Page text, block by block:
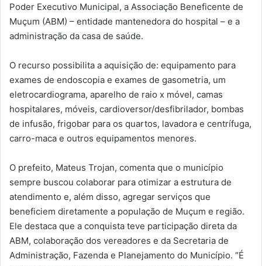
Poder Executivo Municipal, a Associação Beneficente de
Muçum (ABM) – entidade mantenedora do hospital – e a
administração da casa de saúde.
O recurso possibilita a aquisição de: equipamento para
exames de endoscopia e exames de gasometria, um
eletrocardiograma, aparelho de raio x móvel, camas
hospitalares, móveis, cardioversor/desfibrilador, bombas
de infusão, frigobar para os quartos, lavadora e centrífuga,
carro-maca e outros equipamentos menores.
O prefeito, Mateus Trojan, comenta que o município
sempre buscou colaborar para otimizar a estrutura de
atendimento e, além disso, agregar serviços que
beneficiem diretamente a população de Muçum e região.
Ele destaca que a conquista teve participação direta da
ABM, colaboração dos vereadores e da Secretaria de
Administração, Fazenda e Planejamento do Município. “É